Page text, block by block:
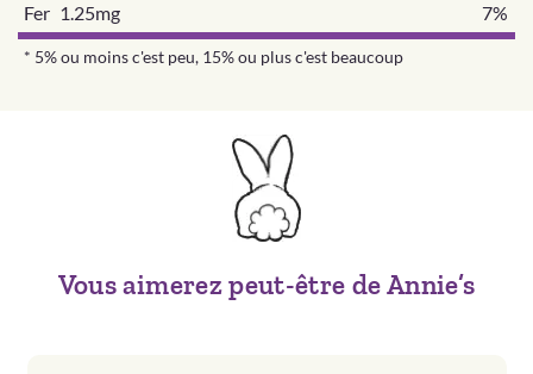
Fer 1.25mg
7%
* 5% ou moins c'est peu, 15% ou plus c'est beaucoup
Vous aimerez peut-être de Annie’s